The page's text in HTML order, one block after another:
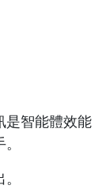
是智能體效能